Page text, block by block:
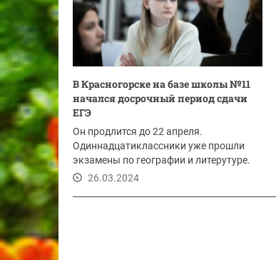
В Красногорске на базе школы №11
начался досрочный период сдачи
ЕГЭ
Он продлится до 22 апреля.
Одиннадцатиклассники уже прошли
экзамены по географии и литерутуре.
26.03.2024